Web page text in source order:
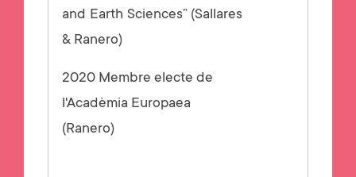
and Earth Sciences” (Sallares
& Ranero)
2020 Membre electe de
l'Acadèmia Europaea
(Ranero)